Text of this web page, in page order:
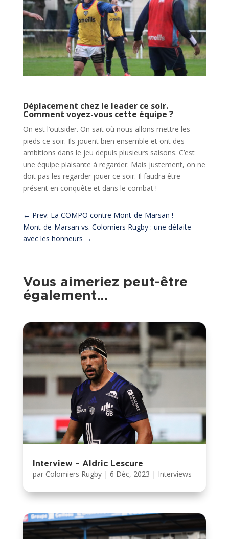
Déplacement chez le leader ce soir.
Comment voyez-vous cette équipe ?
On est l’outsider. On sait où nous allons mettre les
pieds ce soir. Ils jouent bien ensemble et ont des
ambitions dans le jeu depuis plusieurs saisons. C’est
une équipe plaisante à regarder. Mais justement, on ne
doit pas les regarder jouer ce soir. Il faudra être
présent en conquête et dans le combat !
← Prev: La COMPO contre Mont-de-Marsan !
Mont-de-Marsan vs. Colomiers Rugby : une défaite
avec les honneurs →
Vous aimeriez peut-être
également…
Interview – Aldric Lescure
par Colomiers Rugby| 6 Déc, 2023 | Interviews